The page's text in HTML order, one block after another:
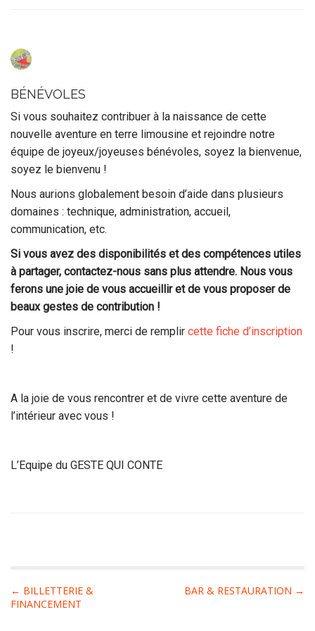
BÉNÉVOLES
Si vous souhaitez contribuer à la naissance de cette
nouvelle aventure en terre limousine et rejoindre notre
équipe de joyeux/joyeuses bénévoles, soyez la bienvenue,
soyez le bienvenu !
Nous aurions globalement besoin d’aide dans plusieurs
domaines : technique, administration, accueil,
communication, etc.
Si vous avez des disponibilités et des compétences utiles
à partager, contactez-nous sans plus attendre. Nous vous
ferons une joie de vous accueillir et de vous proposer de
beaux gestes de contribution !
Pour vous inscrire, merci de remplir cette fiche d’inscription
!
A la joie de vous rencontrer et de vivre cette aventure de
l’intérieur avec vous !
L’Equipe du GESTE QUI CONTE
P
o
← BILLETTERIE &
FINANCEMENT
BAR & RESTAURATION →